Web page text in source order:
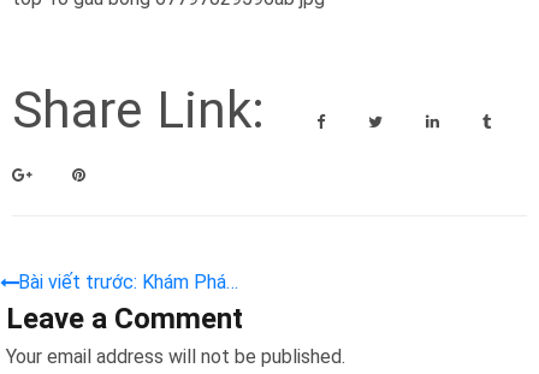
Share Link:
Bài viết trước: Khám Phá
Top 10 Gấu Bông – Món Quà
Tuyệt Vời Cho Mọi Nhà
Leave a Comment
Your email address will not be published.